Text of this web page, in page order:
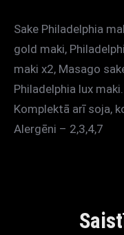
Sake Philadelphia
gold maki,
maki x2, Masago
Philadelphia lux maki.
Komplektā arī soja,
Alergēni – 2,3,4,7